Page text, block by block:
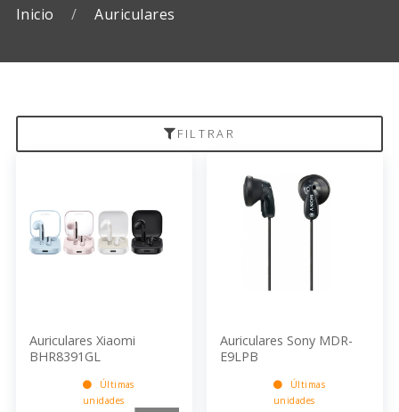
Inicio Auriculares
FILTRAR
Auriculares Xiaomi
BHR8391GL
Últimas
unidades
Auriculares Sony MDR-
E9LPB
Últimas
unidades